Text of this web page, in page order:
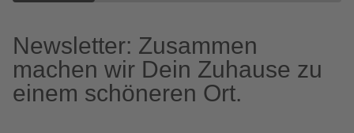
Newsletter: Zusammen
machen wir Dein Zuhause zu
einem schöneren Ort.